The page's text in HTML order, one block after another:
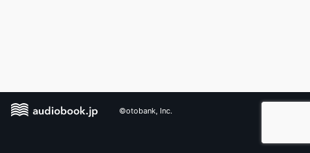
©otobank, Inc.